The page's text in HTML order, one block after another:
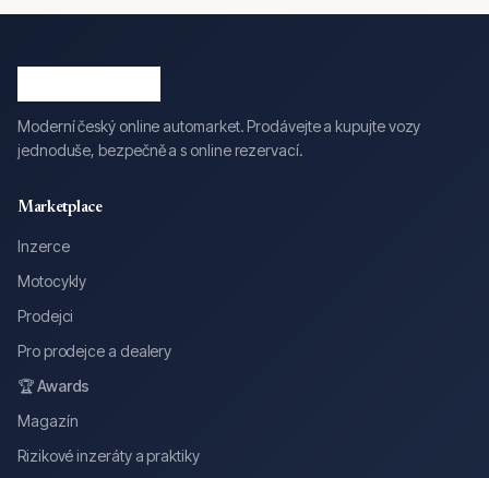
Moderní český online automarket. Prodávejte a kupujte vozy
jednoduše, bezpečně a s online rezervací.
Marketplace
Inzerce
Motocykly
Prodejci
Pro prodejce a dealery
🏆 Awards
Magazín
Rizikové inzeráty a praktiky